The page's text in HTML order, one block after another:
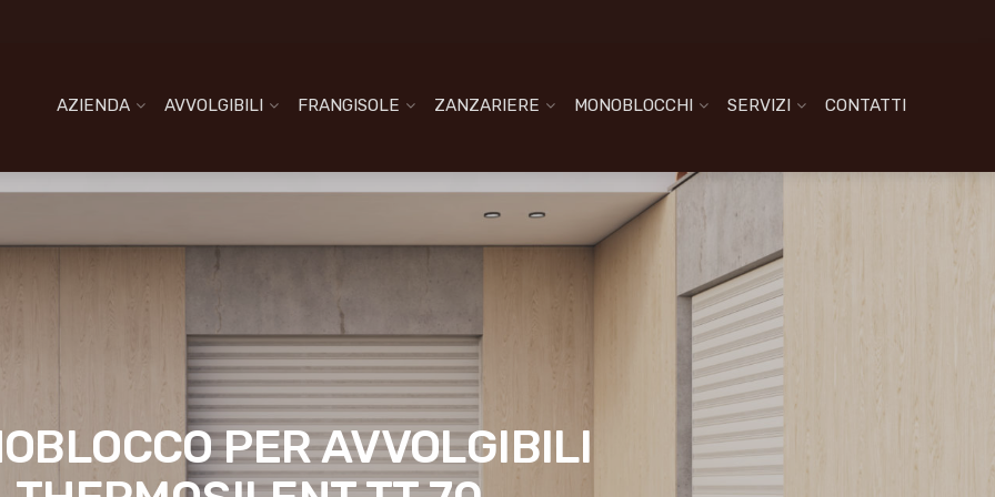
AZIENDA AVVOLGIBILI FRANGISOLE ZANZARIERE MONOBLOCCHI SERVIZI CONTATTI
PER AVVOLGIBILI